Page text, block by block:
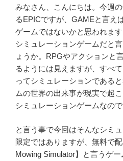
みなさん、こんにちは。今週
るEPICですが、GAMEと言え
ゲームではないかと思われま
シミュレーションゲームだと
ょうか。RPGやアクションと
るようには見えますが、すべ
ってシミュレーションである
ムの世界の出来事が現実で起
シミュレーションゲームなので
と言う事で今回はそんなシミ
限定ではありますが、無料で
Mowing Simulator】と言うゲ